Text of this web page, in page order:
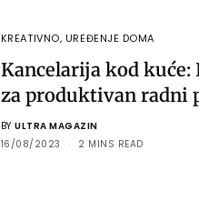
KREATIVNO, UREĐENJE DOMA
Kancelarija kod
za produktivan radni
BY ULTRA MAGAZIN
16/08/2023
2 MINS READ